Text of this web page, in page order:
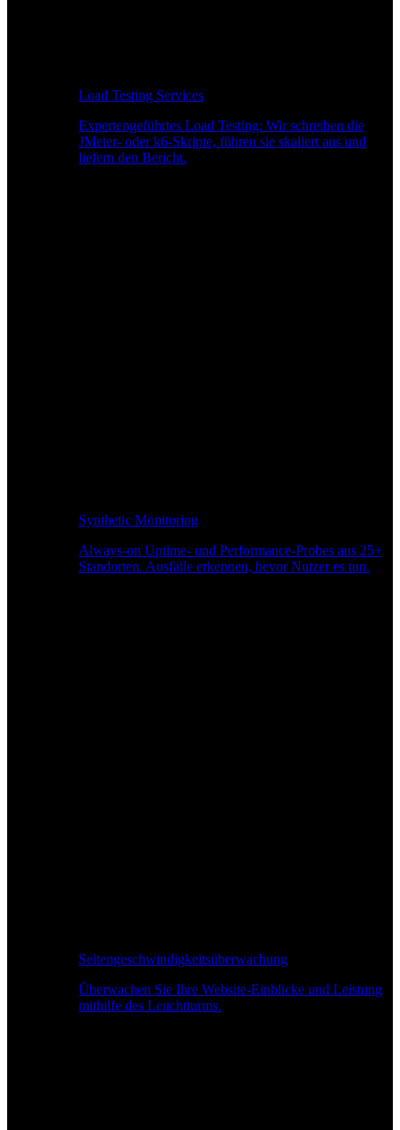
Load Testing Services
Expertengeführtes Load Testing: Wir schreiben die
JMeter- oder k6-Skripte, führen sie skaliert aus und
liefern den Bericht.
Synthetic Monitoring
Always-on Uptime- und Performance-Probes aus 25+
Standorten. Ausfälle erkennen, bevor Nutzer es tun.
Seitengeschwindigkeitsüberwachung
Überwachen Sie Ihre Website-Einblicke und Leistung
mithilfe des Leuchtturms.